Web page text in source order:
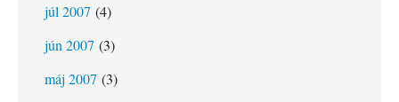
júl 2007 (4)
jún 2007 (3)
máj 2007 (3)